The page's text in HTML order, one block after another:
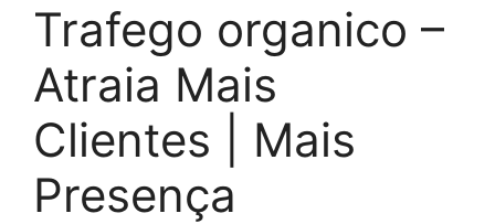
Trafego organico –
Atraia Mais
Clientes | Mais
Presença